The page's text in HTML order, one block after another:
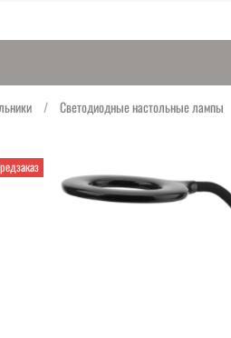
Светодиодные настольные лампы